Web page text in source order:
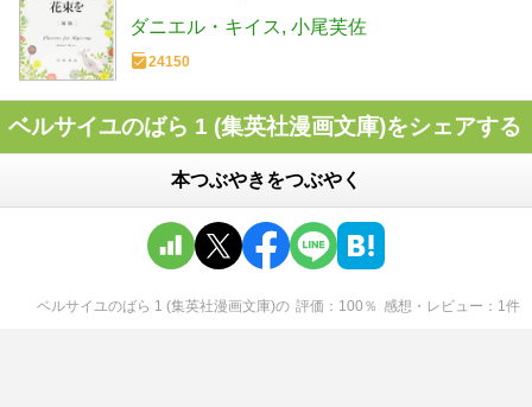
ダニエル・キイス 小尾芙佐
24150
ベルサイユのばら 1 (集英社漫画文庫)をシェアする
本つぶやきをつぶやく
ベルサイユのばら 1 (集英社漫画文庫)の 評価 100 ％ 感想・レビュー 1件